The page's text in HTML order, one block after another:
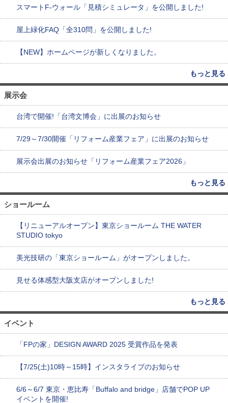
スマートF-ウォール「見積シミュレータ」を公開しました!
屋上緑化FAQ「全310問」を公開しました!
【NEW】ホームページが新しくなりました。
もっと見る
展示会
台湾で開催!「台湾文博会」に出展のお知らせ
7/29～7/30開催「リフォーム産業フェア」に出展のお知らせ
展示会出展のお知らせ「リフォーム産業フェア2026」
もっと見る
ショールーム
【リニューアルオープン】東京ショールーム THE WATER
STUDIO tokyo
美光技研の「東京ショールーム」がオープンしました。
見せる体感型大阪支店がオープンしました!
もっと見る
イベント
「FPの家」DESIGN AWARD 2025 受賞作品を発表
【7/25(土)10時～15時】インスタライブのお知らせ
6/6～6/7 東京・恵比寿「Buffalo and bridge」店舗でPOP UP
イベントを開催!